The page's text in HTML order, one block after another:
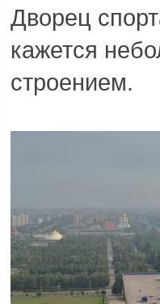
Дворец
кажется
строением.